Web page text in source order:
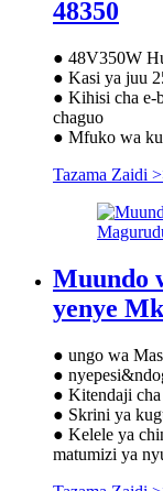
48350
● 48V350W
● Kasi ya juu
● Kihisi cha e-
chaguo
● Mfuko wa
Tazama Zaidi
Muundo
yenye
● ungo wa
●
● Kitendaji
● Skrini ya
● Kelele ya
matumizi ya